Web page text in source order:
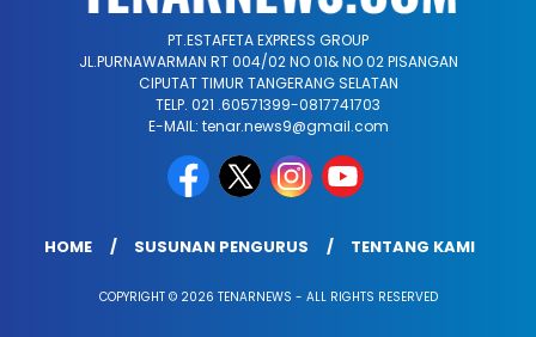
PT.ESTAFETA EXPRESS GROUP
JL.PURNAWARMAN RT 004/02 NO 01& NO 02 PISANGAN
CIPUTAT TIMUR TANGERANG SELATAN
TELP. 021 .60571399-0817741703
E-MAIL: tenar.news9@gmail.com
HOME SUSUNAN PENGURUS TENTANG KAMI
COPYRIGHT © 2026 TENARNEWS - ALL RIGHTS RESERVED